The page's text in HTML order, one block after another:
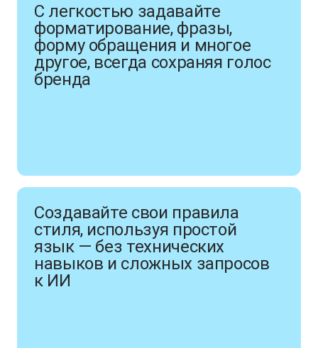
С легкостью задавайте
форматирование, фразы,
форму обращения и многое
другое, всегда сохраняя голос
бренда
Создавайте свои правила
стиля, используя простой
язык — без технических
навыков и сложных запросов
к ИИ